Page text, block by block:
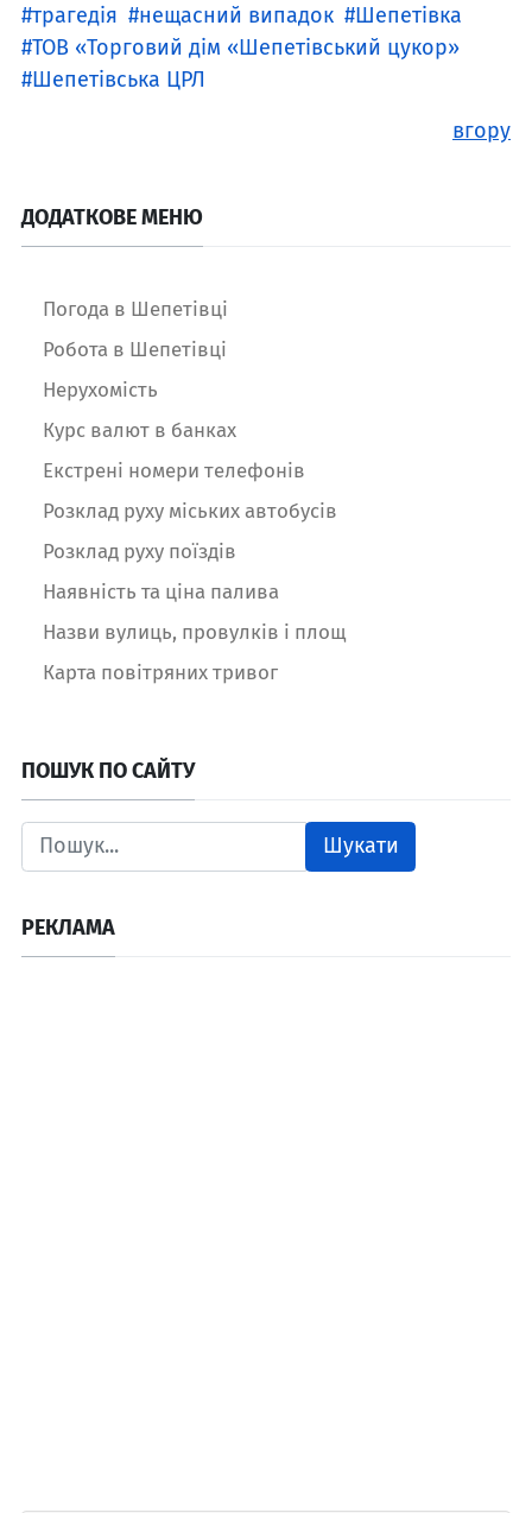
трагедія
нещасний випадок
Шепетівка
ТОВ «Торговий дім «Шепетівський цукор»
Шепетівська ЦРЛ
вгору
ДОДАТКОВЕ МЕНЮ
Погода в Шепетівці
Робота в Шепетівці
Нерухомість
Курс валют в банках
Екстрені номери телефонів
Розклад руху міських автобусів
Розклад руху поїздів
Наявність та ціна палива
Назви вулиць, провулків і площ
Карта повітряних тривог
ПОШУК ПО САЙТУ
Шукати
РЕКЛАМА